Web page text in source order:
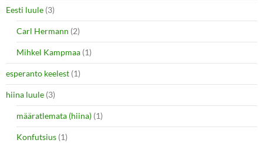
Eesti luule (3)
Carl Hermann (2)
Mihkel Kampmaa (1)
esperanto keelest (1)
hiina luule (3)
määratlemata (hiina) (1)
Konfutsius (1)